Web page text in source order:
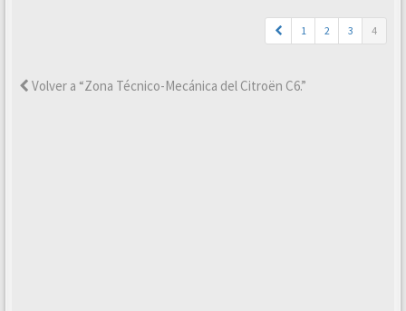
1 2 3 4
Volver a “Zona Técnico-Mecánica del Citroën C6.”